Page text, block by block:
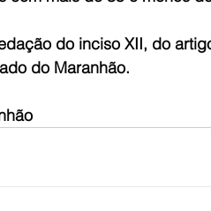
do inciso XII, do
do Maranhão.